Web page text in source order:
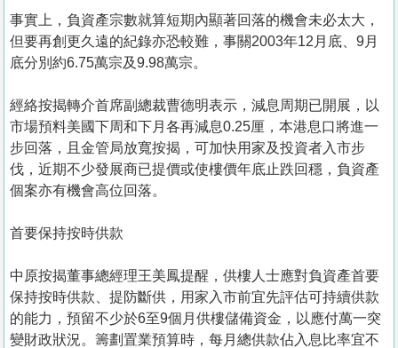
事實上，負資產宗數就算短期內顯著回落的機會未必太大，
但要再創更久遠的紀錄亦恐較難，事關2003年12月底、9月
底分別約6.75萬宗及9.98萬宗。
經絡按揭轉介首席副總裁曹德明表示，減息周期已開展，以
市場預料美國下周和下月各再減息0.25厘，本港息口將進一
步回落，且金管局放寬按揭，可加快用家及投資者入市步
伐，近期不少發展商已提價或使樓價年底止跌回穩，負資產
個案亦有機會高位回落。
首要保持按時供款
中原按揭董事總經理王美鳳提醒，供樓人士應對負資產首要
保持按時供款、提防斷供，用家入市前宜先評估可持續供款
的能力，預留不少於6至9個月供樓儲備資金，以應付萬一突
變財政狀況。籌劃置業預算時，每月總供款佔入息比率宜不